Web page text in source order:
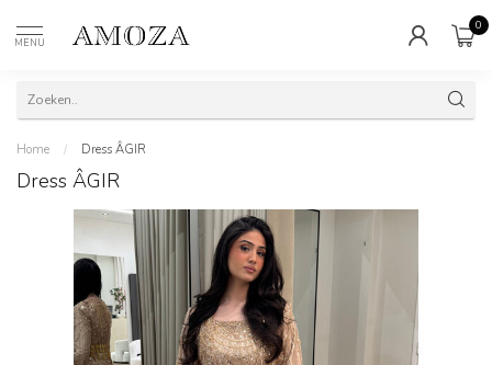
MENU
0
Home / Dress ÂGIR
Dress ÂGIR